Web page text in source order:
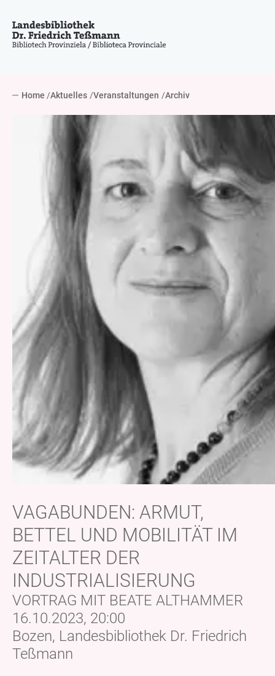
Home Aktuelles Veranstaltungen Archiv
VAGABUNDEN: ARMUT,
BETTEL UND MOBILITÄT IM
ZEITALTER DER
INDUSTRIALISIERUNG
VORTRAG MIT BEATE ALTHAMMER
16.10.2023, 20:00
Bozen, Landesbibliothek Dr. Friedrich
Teßmann